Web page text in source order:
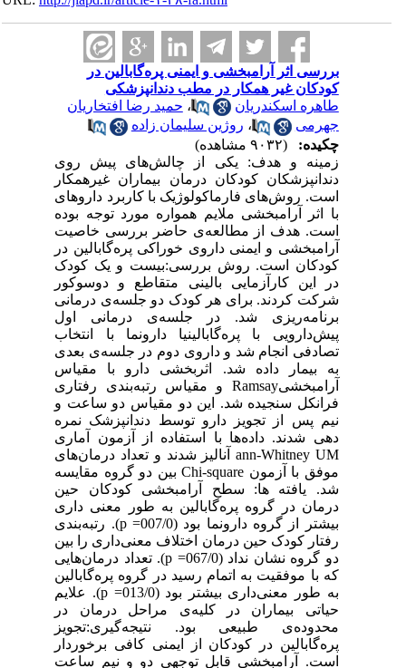
بررسی اثر آرامبخشی و ایمنی پره‌گابالین در
کودکان غیر همکار در مطب دندانپزشکی
طاهره اسکندریان
،حمید رضا افتخاریان
جهرمی
،روژین سلیمان زاده
چکیده:
زمینه و هدف: یکی از چالش‌های پیش روی
دندانپزشکان کودکان درمان بیماران غیرهمکار
است. روش‌های فارماکولوژیک با کاربرد داروهای
با اثر آرامبخشی ملایم همواره مورد ‌توجه بوده
است. هدف از مطالعه‌ی حاضر بررسی خاصیت
آرامبخشی و ایمنی داروی خوراکی پره‌گابالین در
کودکان است. روش بررسی:بیست و یک کودک
در این کارآزمایی بالینی متقاطع و دوسو‌کور
شرکت کردند. برای هر کودک دو جلسه‌ی درمانی
برنامه‌ریزی شد. در جلسه‌ی درمانی اول
پیش‌دارویی با پره‌گابالینیا دارونما با انتخاب
تصادفی انجام شد و داروی دوم در جلسه‌ی بعدی
به بیمار داده شد. اثربخشی دارو با مقیاس
آرامبخشیRamsay و مقیاس رتبه‌بندی رفتاری
فرانکل سنجیده شد. این دو مقیاس دو ساعت و
نیم پس از تجویز دارو توسط دندانپزشک نمره
دهی شدند. داده‌ها با استفاده از آزمون آماری
M‏ann-Whitney U آنالیز شدند و تعداد درمان‌های
موفق با آزمون Chi-square بین دو گروه مقایسه
شد. یافته ها: سطح آرامبخشی کودکان حین
درمان در گروه پره‌گابالین به طور معنی داری
بیشتر از گروه دارونما بود (007/0= p). رتبه‌بندی
رفتار کودک حین درمان اختلاف معنی‌داری را بین
دو گروه نشان نداد (067/0= p). تعداد درمان‌هایی
که با موفقیت به اتمام رسید در گروه پره‌گابالین
به طور معنی‌داری بیشتر بود (013/0= p). علایم
حیاتی بیماران در کلیه‌ی مراحل درمان در
محدوده‌ی طبیعی بود. نتیجه‌گیری:تجویز
پره‌گابالین در کودکان از ایمنی کافی برخوردار
است. آرامبخشی قابل ‌توجهی دو و نیم ساعت